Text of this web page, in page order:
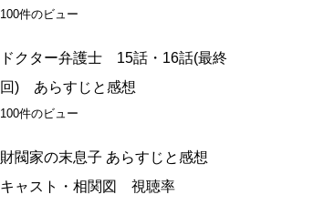
100件のビュー
ドクター弁護士 15話・16話(最終
回) あらすじと感想
100件のビュー
財閥家の末息子 あらすじと感想
キャスト・相関図 視聴率